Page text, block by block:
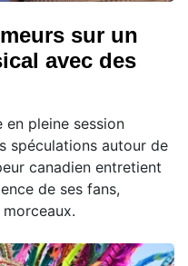
sur un
avec des
en pleine session
spéculations autour de
canadien entretient
de ses fans,